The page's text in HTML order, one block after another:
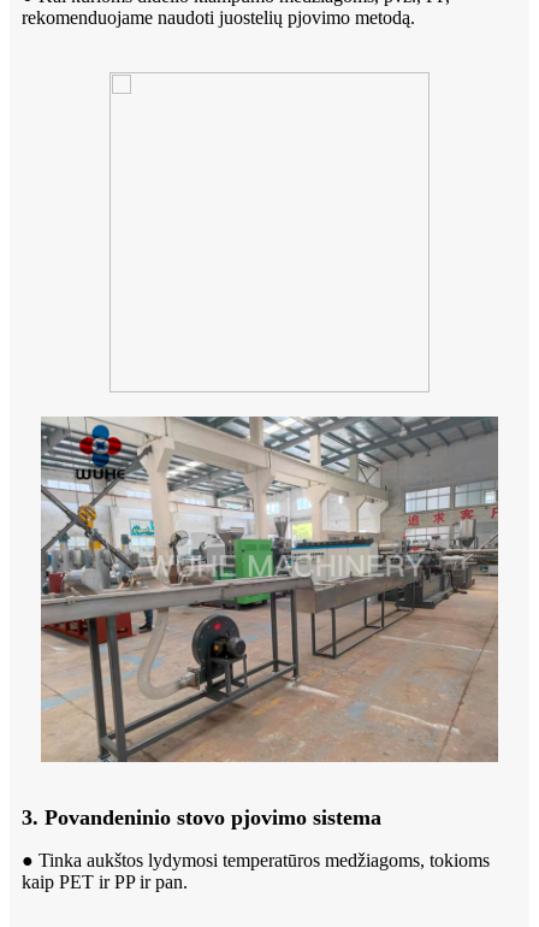
rekomenduojame naudoti juostelių pjovimo metodą.
3. Povandeninio stovo pjovimo sistema
● Tinka aukštos lydymosi temperatūros medžiagoms, tokioms
kaip PET ir PP ir pan.